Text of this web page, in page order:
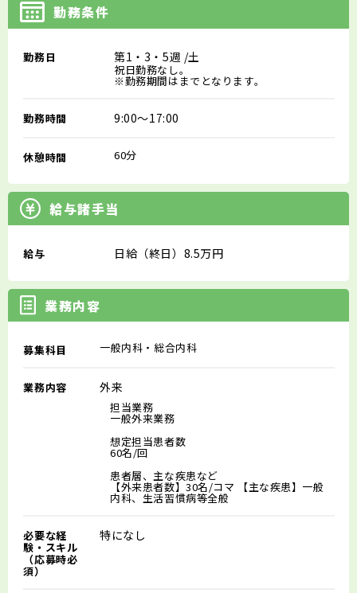
勤務条件
勤務日 第1・3・5週 /土
祝日勤務なし。
※勤務期間はまでとなります。
勤務時間 9:00～17:00
休憩時間 60分
給与諸手当
給与 日給（終日）8.5万円
業務内容
募集科目 一般内科・総合内科
業務内容 外来
担当業務
一般外来業務
想定担当患者数
60名/回
患者層、主な疾患など
【外来患者数】30名/コマ 【主な疾患】一般
内科、生活習慣病等全般
必要な経
験・スキル
（応募時必
須）
特になし